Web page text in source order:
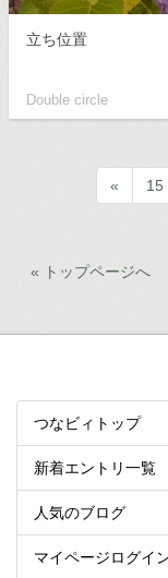
立ち位置
Double circle
« 15
« トップページへ
つなビィトップ
新着エントリ一覧
人気のブログ
マイページログイ